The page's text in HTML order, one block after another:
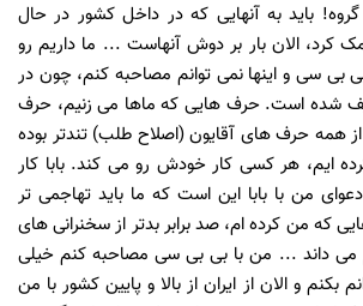
"اپوزیسیون شده 300 گروه! باید به آنهایی که در داخل کشور در حال
کرد، الان بار بر دوش آنهاست ... ما داریم رو
بی سی و اینها نمی توانم مصاحبه کنم، چون در
شده است. حرف هایی که ماها می زنیم، حرف
همه حرف های آقایون (اصلاح طلب) تندتر بوده
ایم، هر کسی کار خودش رو می کند. بابا کار
من با بابا این است که ما باید تهاجمی تر
که من کرده ام، صد برابر بدتر از سخنرانی های
داند ... من با بی بی سی مصاحبه کنم خیلی
بکنم و الان از ایران از بالا و پایین کشور با من